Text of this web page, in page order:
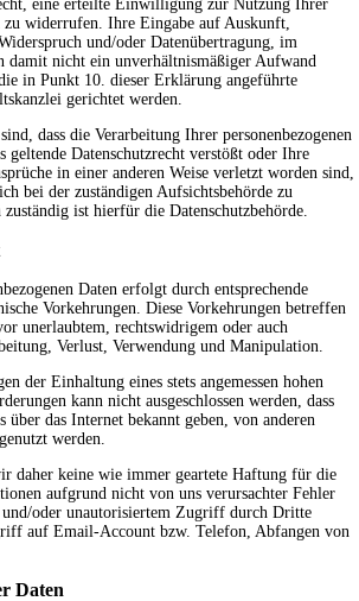
eine erteilte Einwilligung zur Nutzung Ihrer
zu widerrufen. Ihre Eingabe auf Auskunft,
und/oder Datenübertragung, im
damit nicht ein unverhältnismäßiger Aufwand
in Punkt 10. dieser Erklärung angeführte
gerichtet werden.
dass die Verarbeitung Ihrer personenbezogenen
geltende Datenschutzrecht verstößt oder Ihre
in einer anderen Weise verletzt worden sind,
bei der zuständigen Aufsichtsbehörde zu
ist hierfür die Datenschutzbehörde.
Daten erfolgt durch entsprechende
Vorkehrungen. Diese Vorkehrungen betreffen
unerlaubtem, rechtswidrigem oder auch
Verlust, Verwendung und Manipulation.
der Einhaltung eines stets angemessen hohen
kann nicht ausgeschlossen werden, dass
das Internet bekannt geben, von anderen
werden.
daher keine wie immer geartete Haftung für die
aufgrund nicht von uns verursachter Fehler
und/oder unautorisiertem Zugriff durch Dritte
auf Email-Account bzw. Telefon, Abfangen von
Daten